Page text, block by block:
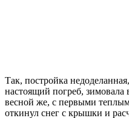
Так, постройка
настоящий погреб, зимовала
весной же, с первыми
откинул снег с крышки и